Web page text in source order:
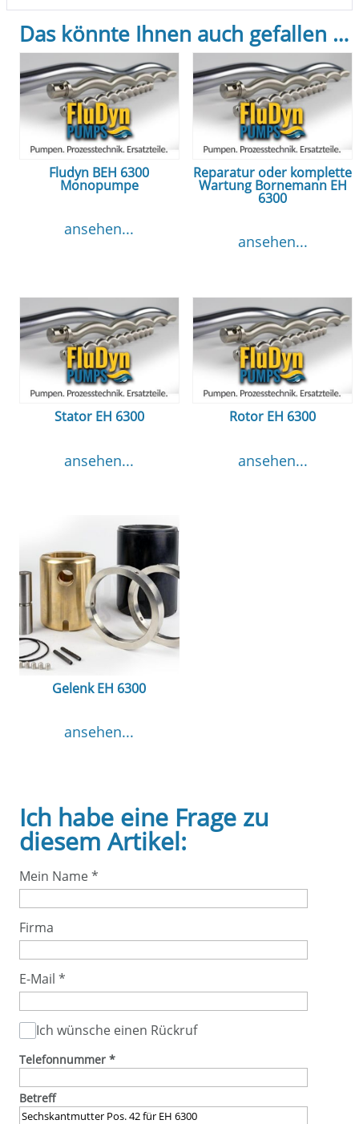
Das könnte Ihnen auch gefallen …
Fludyn BEH 6300
Monopumpe
ansehen...
Reparatur oder komplette
Wartung Bornemann EH
6300
ansehen...
Stator EH 6300
ansehen...
Rotor EH 6300
ansehen...
Gelenk EH 6300
ansehen...
Ich habe eine Frage zu
diesem Artikel:
Mein Name*
Firma
E-Mail *
Ich wünsche einen Rückruf
Telefonnummer *
Betreff